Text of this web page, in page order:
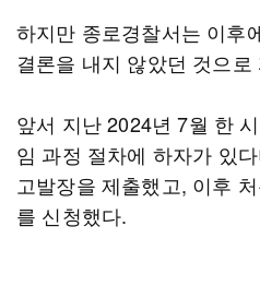
하지만 종로경찰서는 이후
결론을 내지 않았던 것으로
앞서 지난 2024년 7월 한
임 과정 절차에 하자가 있
고발장을 제출했고, 이후
를 신청했다.